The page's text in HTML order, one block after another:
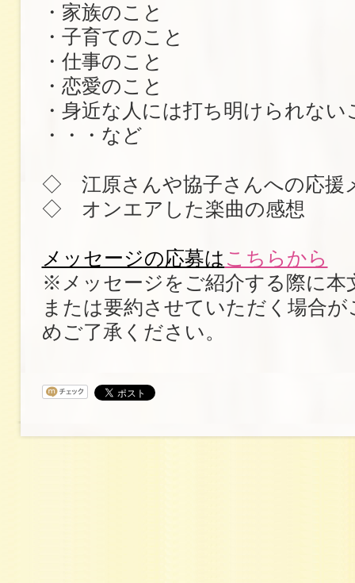
・家族のこと
・子育てのこと
・仕事のこと
・恋愛のこと
・身近な人には打ち明けられない
・・・など
◇ 江原さんや協子さんへの応援
◇ オンエアした楽曲の感想
メッセージの応募は こちらから
※メッセージをご紹介する際に本
または要約させていただく場合
めご了承ください。